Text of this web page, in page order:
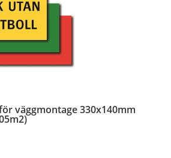
väggmontage 330x140mm